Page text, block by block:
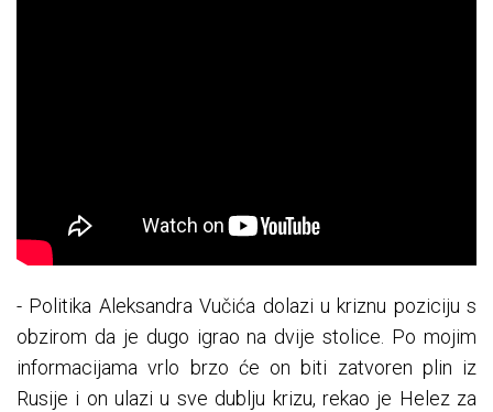
- Politika Aleksandra Vučića dolazi u kriznu poziciju s
obzirom da je dugo igrao na dvije stolice. Po mojim
informacijama vrlo brzo će on biti zatvoren plin iz
Rusije i on ulazi u sve dublju krizu, rekao je Helez za